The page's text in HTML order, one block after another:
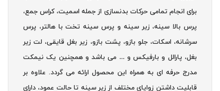
برای انجام تمامی حرکات بدنسازی از جمله اسمیت، کراس جمع،
پرس بالا سینه، زیر سینه و پرس سینه تخت با هالتر، پرس
سرشانه، اسکات، جلو بازو، پشت بازو، زیر بغل قایقی، لت زیر
بغل، پارالل و بارفیکس و … می باشد و همچنین یک نیمکت
مدرج حرفه ای به همراه این محصول ارائه می گردد. علاوه بر
قابلیت داشتن زوایای مختلف از زیر سینه تا حالت عمود، دارای